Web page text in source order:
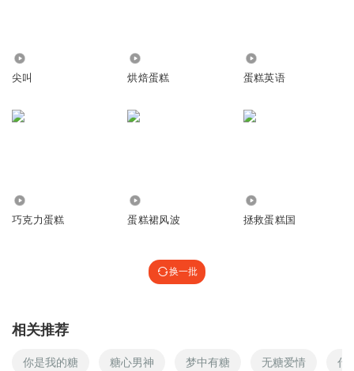
尖叫 烘焙蛋糕 蛋糕英语
巧克力蛋糕 蛋糕裙风波 拯救蛋糕国
换一批
相关推荐
你是我的糖 糖心男神 梦中有糖 无糖爱情 什